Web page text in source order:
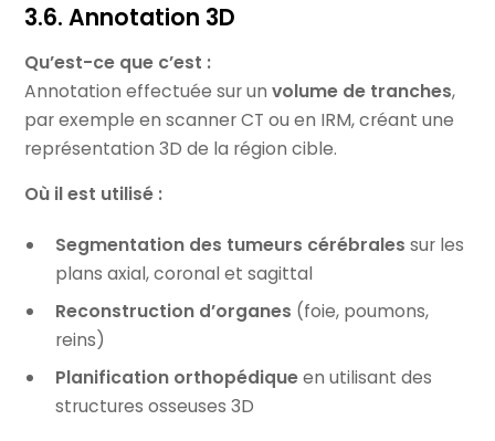
3.6. Annotation 3D
Qu’est-ce que c’est :
Annotation effectuée sur unvolume de tranches,
par exemple en scanner CT ou en IRM, créant une
représentation 3D de la région cible.
Où il est utilisé :
Segmentation des tumeurs cérébrales sur les
plans axial, coronal et sagittal
Reconstruction d’organes (foie, poumons,
reins)
Planification orthopédiqueen utilisant des
structures osseuses 3D